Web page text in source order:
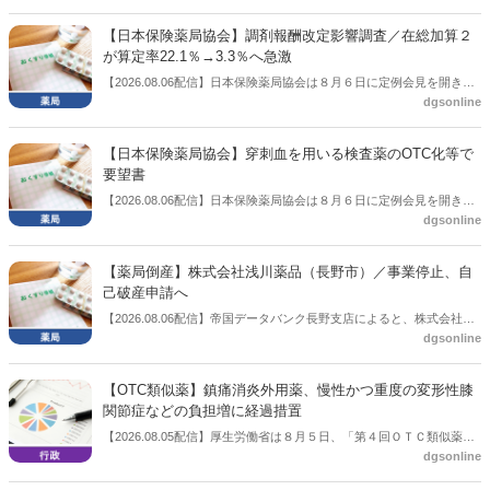
【日本保険薬局協会】調剤報酬改定影響調査／在総加算２
が算定率22.1％→3.3％へ急激
【2026.08.06配信】日本保険薬局協会は８月６日に定例会見を開き、
「令和８年度調剤報酬改定に係る保険薬局への影響」の調査結果を公
3.3％へ大きく低下した。
dgsonline
【日本保険薬局協会】穿刺血を用いる検査薬のOTC化等で
要望書
【2026.08.06配信】日本保険薬局協会は８月６日に定例会見を開き、
「穿刺血を用いる検査薬のOTC化等に関する要望書」を厚生労働省 医
dgsonline
【薬局倒産】株式会社浅川薬品（長野市）／事業停止、自
己破産申請へ
【2026.08.06配信】帝国データバンク長野支店によると、株式会社浅
川薬品（長野市）は7月31日に事業を停止し、自己破産申請の準備に
dgsonline
【OTC類似薬】鎮痛消炎外用薬、慢性かつ重度の変形性膝
関節症などの負担増に経過措置
【2026.08.05配信】厚生労働省は８月５日、「第４回ＯＴＣ類似薬の
保険給付の見直しの実施に向けた技術的検討会」を開催。「中間とり
dgsonline